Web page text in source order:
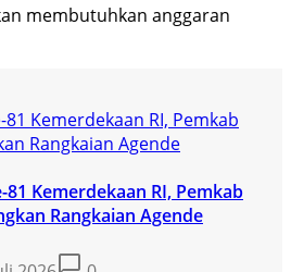
membutuhkan anggaran
81 Kemerdekaan RI, Pemkab
Rangkaian Agende